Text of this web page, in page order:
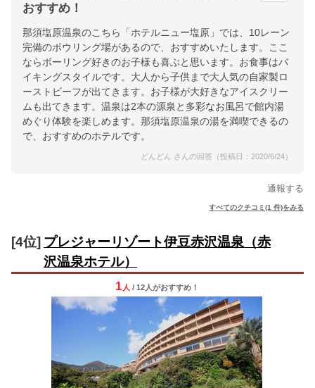
おすすめ！
那須塩原温泉のこちら「ホテルニュー塩原」では、10レーン
完備のボウリング場があるので、おすすめいたします。ここ
ならボーリング好きのお子様も喜ぶと思います。お食事はバ
イキングスタイルです。大人から子供まで大人気の自家製ロ
ーストビーフが出てきます。お子様が大好きなアイスクリー
ムも出てきます。温泉は2本の源泉と多彩なお風呂で館内湯
めぐり体験を楽しめます。那須塩原温泉の湯を満喫できるの
で、おすすめのホテルです。
どんどん さんの回答（投稿日：2020/6/24）
通報する
すべてのクチコミ(1 件)をみる
[4位] プレジャーリゾート伊豆赤沢温泉（赤
沢温泉ホテル）
1 人 / 12人がおすすめ！